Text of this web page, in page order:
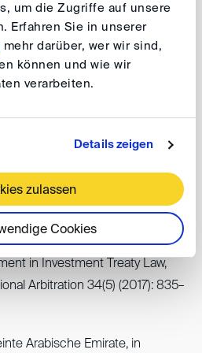
um die Zugriffe auf unsere
Erfahren Sie in unserer
mehr darüber, wer wir sind,
können und wie wir
verarbeiten.
Details zeigen
zulassen
Cookies
and the Anatomy of
in Investment Treaty Law,
Arbitration 34(5) (2017): 835–
Arabische Emirate, in